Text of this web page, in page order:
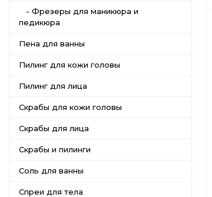
- Фрезеры для маникюра и
педикюра
Пена для ванны
Пилинг для кожи головы
Пилинг для лица
Скрабы для кожи головы
Скрабы для лица
Скрабы и пилинги
Соль для ванны
Спреи для тела